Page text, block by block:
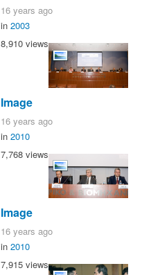
16 years ago
in 2003
8,910 views
Image
16 years ago
in 2010
7,768 views
Image
16 years ago
in 2010
7,915 views